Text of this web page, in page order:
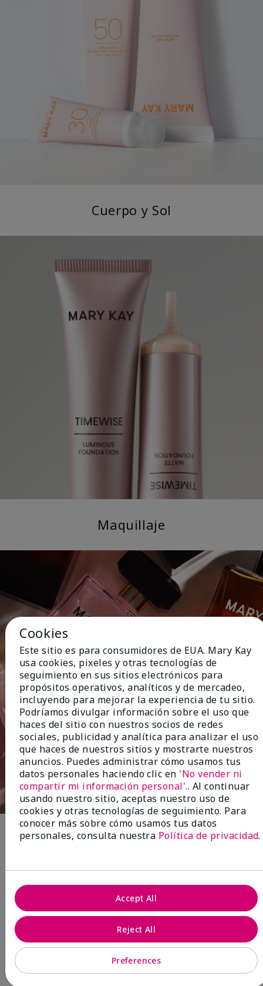
Cuerpo y Sol
Maquillaje
Fragrancia
¡NUEVO! Mary Kay® Blush Stick de
edición limitada†
Belleza que contribuye a
través del rosa cambia
vidasSM.
CAUSA UN IMPACTO POSITIVO
Cookies
Este sitio es para consumidores de EUA. Mary Kay
usa cookies, pixeles y otras tecnologías de
seguimiento en sus sitios electrónicos para
propósitos operativos, analíticos y de mercadeo,
incluyendo para mejorar la experiencia de tu sitio.
Podríamos divulgar información sobre el uso que
haces del sitio con nuestros socios de redes
sociales, publicidad y analítica para analizar el uso
que haces de nuestros sitios y mostrarte nuestros
anuncios. Puedes administrar cómo usamos tus
datos personales haciendo clic en 'No vender ni
compartir mi información personal'.. Al continuar
usando nuestro sitio, aceptas nuestro uso de
cookies y otras tecnologías de seguimiento. Para
conocer más sobre cómo usamos tus datos
personales, consulta nuestra Política de privacidad.
Preferences
Reject All
Accept All